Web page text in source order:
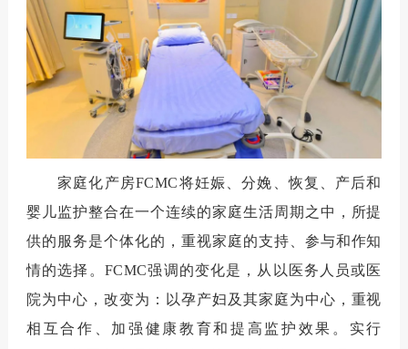
家庭化产房FCMC将妊娠、分娩、恢复、产后和
婴儿监护整合在一个连续的家庭生活周期之中，所提
供的服务是个体化的，重视家庭的支持、参与和作知
情的选择。 FCMC强调的变化是，从以医务人员或医
院为中心，改变为：以孕产妇及其家庭为中心，重视
相互合作、加强健康教育和提高监护效果。实行